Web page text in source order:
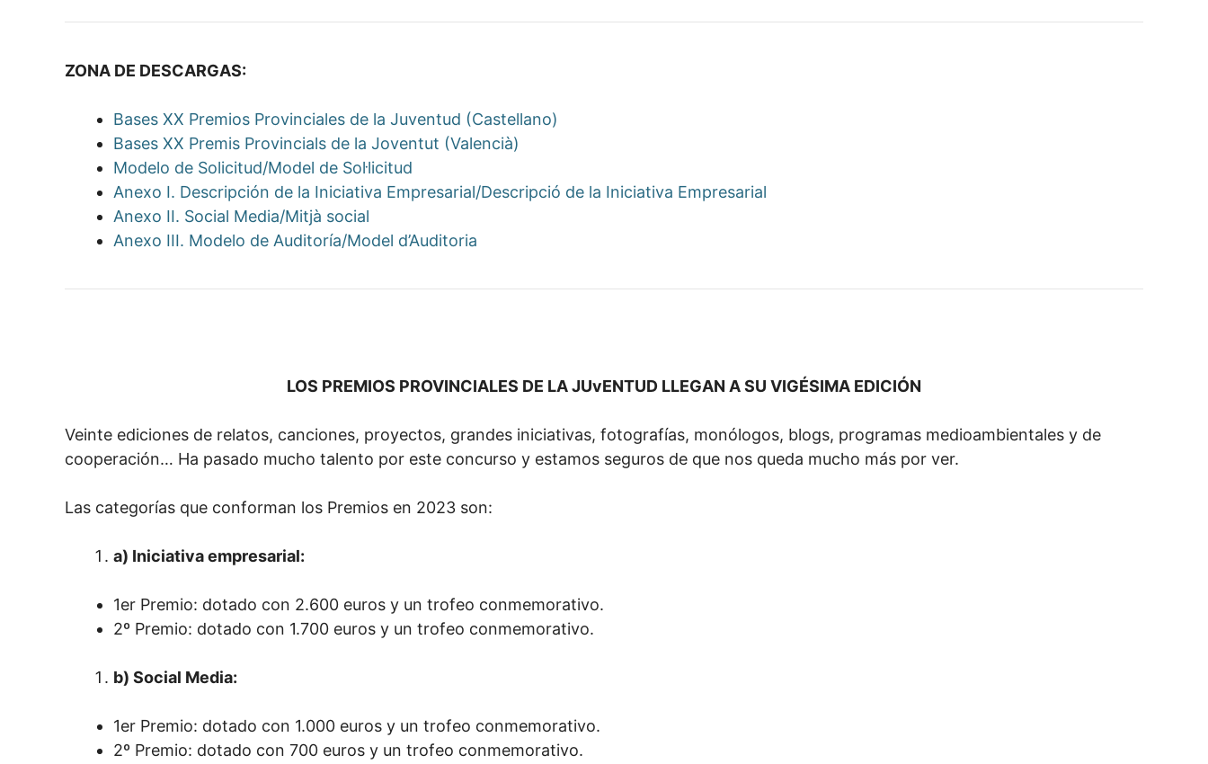
ZONA DE DESCARGAS:
Bases XX Premios Provinciales de la Juventud (Castellano)
Bases XX Premis Provincials de la Joventut (Valencià)
Modelo de Solicitud/Model de Sol·licitud
Anexo I. Descripción de la Iniciativa Empresarial/Descripció de la Iniciativa Empresarial
Anexo II. Social Media/Mitjà social
Anexo III. Modelo de Auditoría/Model d’Auditoria
LOS PREMIOS PROVINCIALES DE LA JUvENTUD LLEGAN A SU VIGÉSIMA EDICIÓN
Veinte ediciones de relatos, canciones, proyectos, grandes iniciativas, fotografías, monólogos, blogs, programas medioambientales y de
cooperación… Ha pasado mucho talento por este concurso y estamos seguros de que nos queda mucho más por ver.
Las categorías que conforman los Premios en 2023 son:
a) Iniciativa empresarial:
1er Premio: dotado con 2.600 euros y un trofeo conmemorativo.
2º Premio: dotado con 1.700 euros y un trofeo conmemorativo.
b) Social Media:
1er Premio: dotado con 1.000 euros y un trofeo conmemorativo.
2º Premio: dotado con 700 euros y un trofeo conmemorativo.